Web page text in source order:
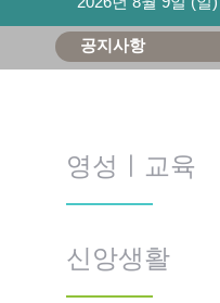
공지사항
영성ㅣ교육
신앙생활